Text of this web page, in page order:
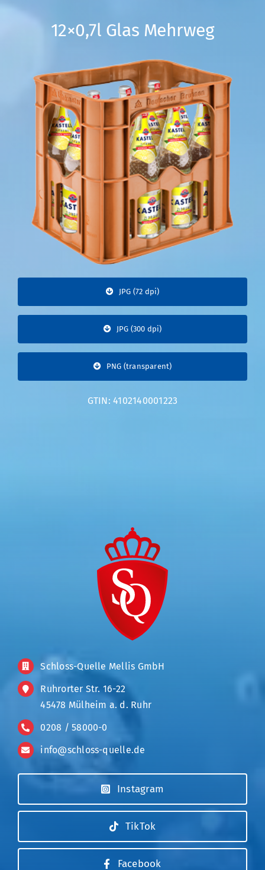
12×0,7l Glas Mehrweg
JPG (72 dpi)
JPG (300 dpi)
PNG (transparent)
GTIN: 4102140001223
Schloss-Quelle Mellis GmbH
Ruhrorter Str. 16-22
45478 Mülheim a. d. Ruhr
0208 / 58000-0
info@schloss-quelle.de
Instagram
TikTok
Facebook